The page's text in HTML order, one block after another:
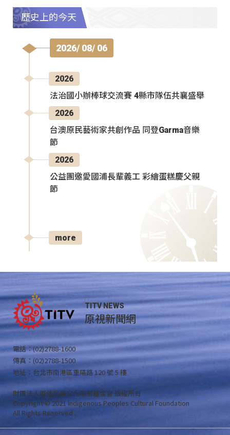
歷史上的今天
2026/ 08/ 06
2026
法治國小辦棒球交流賽 4縣市隊伍共襄盛舉
2026
台澳原民藝術家共創作品 同登Garma音樂
節
2026
公益團邀愛國浦長輩義工 彩繪蛋糕慶父親
節
more
TITV NEWS
原視新聞網
電話：(02)2788-1600
傳真：(02)2788-1500
地址：台北市南港區重陽路 120 號 5 樓
財團法人原住民族文化事業基金會 版權所有
Copyright © 2021 Indigenous Peoples Cultural Foundation
All Rights Reserved .